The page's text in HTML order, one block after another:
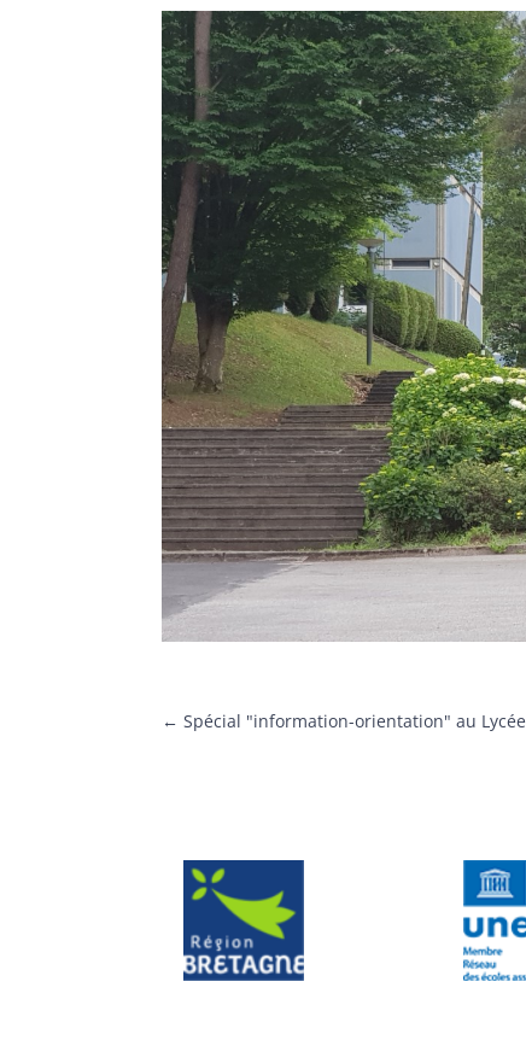
←Spécial "information-orientation" au Lycée